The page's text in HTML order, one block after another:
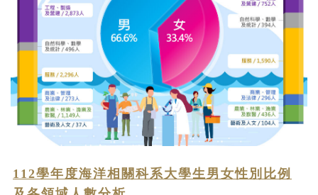
112學年度海洋相關科系大學生男女性別比例